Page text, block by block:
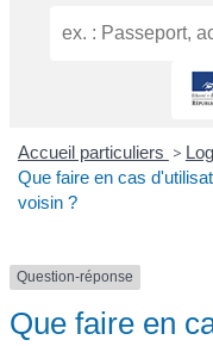
Accueil particuliers >
Que faire en cas
voisin ?
Question-réponse
Que faire en